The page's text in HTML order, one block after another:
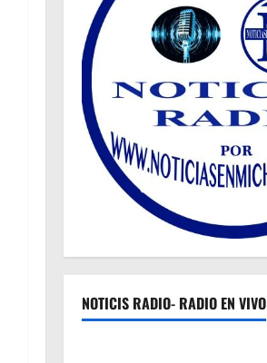
NOTICIS RADIO- RADIO EN VIVO